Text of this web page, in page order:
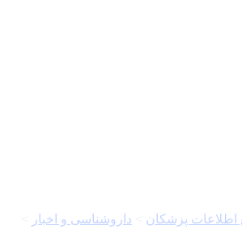
اطلاعات پزشکان داروشناسی و اخبار